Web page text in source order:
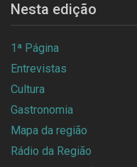
Nesta edição
1ª Página
Entrevistas
Cultura
Gastronomia
Mapa da região
Rádio da Região